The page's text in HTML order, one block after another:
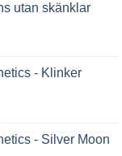
utan skänklar
- Klinker
- Silver Moon